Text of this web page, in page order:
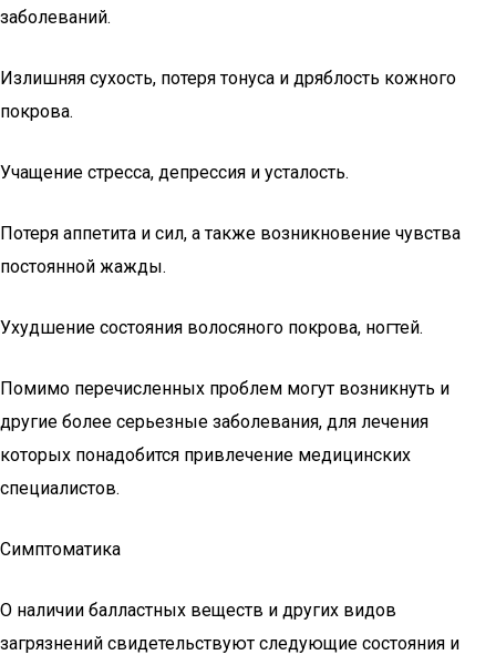
заболеваний.
Излишняя сухость, потеря тонуса и дряблость кожного
покрова.
Учащение стресса, депрессия и усталость.
Потеря аппетита и сил, а также возникновение чувства
постоянной жажды.
Ухудшение состояния волосяного покрова, ногтей.
Помимо перечисленных проблем могут возникнуть и
другие более серьезные заболевания, для лечения
которых понадобится привлечение медицинских
специалистов.
Симптоматика
О наличии балластных веществ и других видов
загрязнений свидетельствуют следующие состояния и